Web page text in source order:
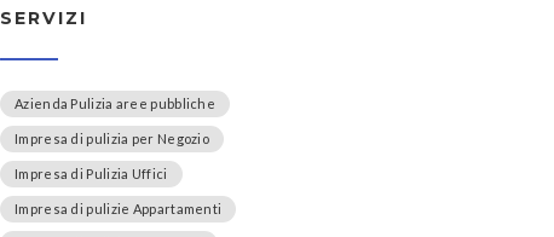
SERVIZI
Azienda Pulizia aree pubbliche
Impresa di pulizia per Negozio
Impresa di Pulizia Uffici
Impresa di pulizie Appartamenti